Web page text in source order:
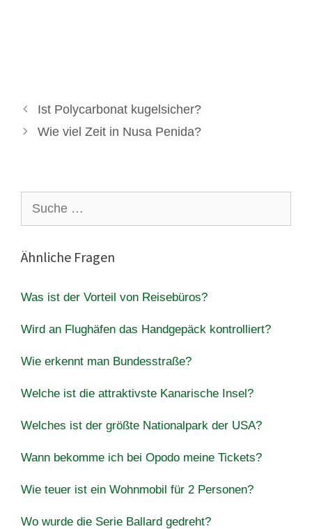
Ist Polycarbonat kugelsicher?
Wie viel Zeit in Nusa Penida?
nach:
Ähnliche Fragen
Was ist der Vorteil von Reisebüros?
Wird an Flughäfen das Handgepäck kontrolliert?
Wie erkennt man Bundesstraße?
Welche ist die attraktivste Kanarische Insel?
Welches ist der größte Nationalpark der USA?
Wann bekomme ich bei Opodo meine Tickets?
Wie teuer ist ein Wohnmobil für 2 Personen?
Wo wurde die Serie Ballard gedreht?